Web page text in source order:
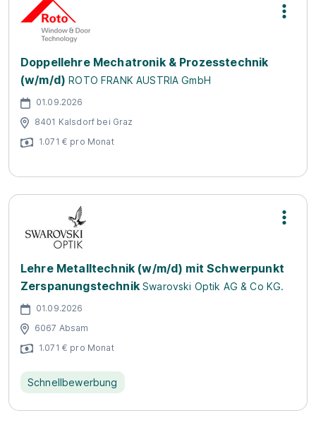
Doppellehre Mechatronik & Prozesstechnik
(w/m/d) ROTO FRANK AUSTRIA GmbH
01.09.2026
8401 Kalsdorf bei Graz
1.071 € pro Monat
Lehre Metalltechnik (w/m/d) mit Schwerpunkt
Zerspanungstechnik Swarovski Optik AG & Co KG.
01.09.2026
6067 Absam
1.071 € pro Monat
Schnellbewerbung